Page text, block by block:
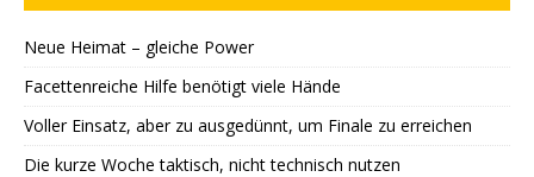
Neue Heimat – gleiche Power
Facettenreiche Hilfe benötigt viele Hände
Voller Einsatz, aber zu ausgedünnt, um Finale zu erreichen
Die kurze Woche taktisch, nicht technisch nutzen